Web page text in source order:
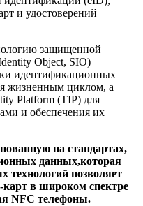
и удостоверений
защищенной
Object, SIO)
идентификационных
жизненным циклом, а
Platform (TIP) для
и обеспечения их
на стандартах,
данных,которая
технологий позволяет
карт в широком спектре
NFC телефоны.